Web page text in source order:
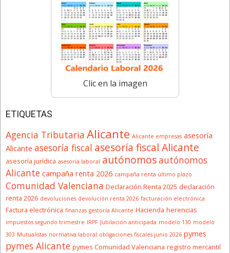
Clic en la imagen
ETIQUETAS
Agencia Tributaria Alicante Alicante empresas asesoría
Alicante asesoría fiscal asesoría fiscal Alicante
asesoría jurídica asesoría laboral autónomosautónomos
Alicante campaña renta 2026 campaña renta último plazo
Comunidad Valenciana Declaración Renta 2025 declaración
renta 2026 devoluciones devolución renta 2026 facturación electrónica
Factura electrónica finanzas gestoría Alicante Hacienda herencias
impuestos segundo trimestre IRPF Jubilación anticipada modelo 130 modelo
303 Mutualistas normativa laboral obligaciones fiscales junio 2026 pymes
pymes Alicante pymes Comunidad Valenciana registro mercantil